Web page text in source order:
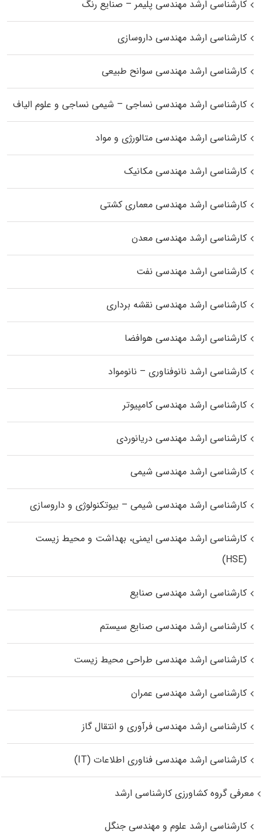
کارشناسی ارشد مهندسی پلیمر – صنایع رنگ
کارشناسی ارشد مهندسی داروسازی
کارشناسی ارشد مهندسی سوانح طبیعی
کارشناسی ارشد مهندسی نساجی – شیمی نساجی و علوم الیاف
کارشناسی ارشد مهندسی متالورژی و مواد
کارشناسی ارشد مهندسی مکانیک
کارشناسی ارشد مهندسی معماری کشتی
کارشناسی ارشد مهندسی معدن
کارشناسی ارشد مهندسی نفت
کارشناسی ارشد مهندسی نقشه برداری
کارشناسی ارشد مهندسی هوافضا
کارشناسی ارشد نانوفناوری – نانومواد
کارشناسی ارشد مهندسی کامپیوتر
کارشناسی ارشد مهندسی دریانوردی
کارشناسی ارشد مهندسی شیمی
کارشناسی ارشد مهندسی شیمی – بیوتکنولوژی و داروسازی
کارشناسی ارشد مهندسی ایمنی، بهداشت و محیط زیست
(HSE)
کارشناسی ارشد مهندسی صنایع
کارشناسی ارشد مهندسی صنایع سیستم
کارشناسی ارشد مهندسی طراحی محیط زیست
کارشناسی ارشد مهندسی عمران
کارشناسی ارشد مهندسی فرآوری و انتقال گاز
کارشناسی ارشد مهندسی فناوری اطلاعات (IT)
معرفی گروه کشاورزی کارشناسی ارشد
کارشناسی ارشد علوم و مهندسی جنگل